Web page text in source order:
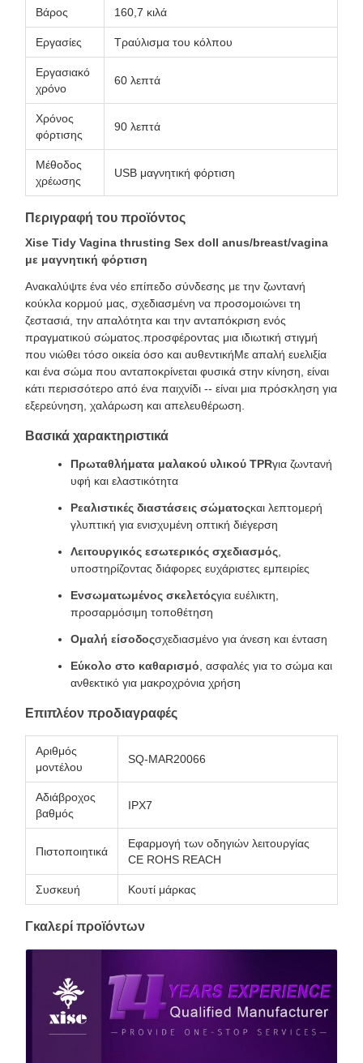
Βάρος 160,7 κιλά
Εργασίες Τραύλισμα του κόλπου
Εργασιακό
χρόνο
60 λεπτά
Χρόνος
φόρτισης
90 λεπτά
Μέθοδος
χρέωσης
USB μαγνητική φόρτιση
Περιγραφή του προϊόντος
Xise Tidy Vagina thrusting Sex doll anus/breast/vagina
με μαγνητική φόρτιση
Ανακαλύψτε ένα νέο επίπεδο σύνδεσης με την ζωντανή
κούκλα κορμού μας, σχεδιασμένη να προσομοιώνει τη
ζεστασιά, την απαλότητα και την ανταπόκριση ενός
πραγματικού σώματος.προσφέροντας μια ιδιωτική στιγμή
που νιώθει τόσο οικεία όσο και αυθεντικήΜε απαλή ευελιξία
και ένα σώμα που ανταποκρίνεται φυσικά στην κίνηση, είναι
κάτι περισσότερο από ένα παιχνίδι -- είναι μια πρόσκληση για
εξερεύνηση, χαλάρωση και απελευθέρωση.
Βασικά χαρακτηριστικά
Πρωταθλήματα μαλακού υλικού TPRγια ζωντανή
υφή και ελαστικότητα
Ρεαλιστικές διαστάσεις σώματοςκαι λεπτομερή
γλυπτική για ενισχυμένη οπτική διέγερση
Λειτουργικός εσωτερικός σχεδιασμός
υποστηρίζοντας διάφορες ευχάριστες εμπειρίες
Ενσωματωμένος σκελετόςγια ευέλικτη,
προσαρμόσιμη τοποθέτηση
Ομαλή είσοδοςσχεδιασμένο για άνεση και ένταση
Εύκολο στο καθαρισμό , ασφαλές για το σώμα και
ανθεκτικό για μακροχρόνια χρήση
Επιπλέον προδιαγραφές
Αριθμός
μοντέλου
SQ-MAR20066
Αδιάβροχος
βαθμός
IPX7
Πιστοποιητικά
Εφαρμογή των οδηγιών λειτουργίας
CE ROHS REACH
Συσκευή Κουτί μάρκας
Γκαλερί προϊόντων